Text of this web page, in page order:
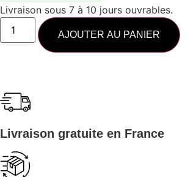
Livraison sous 7 à 10 jours ouvrables.
AJOUTER AU PANIER
Livraison gratuite en France